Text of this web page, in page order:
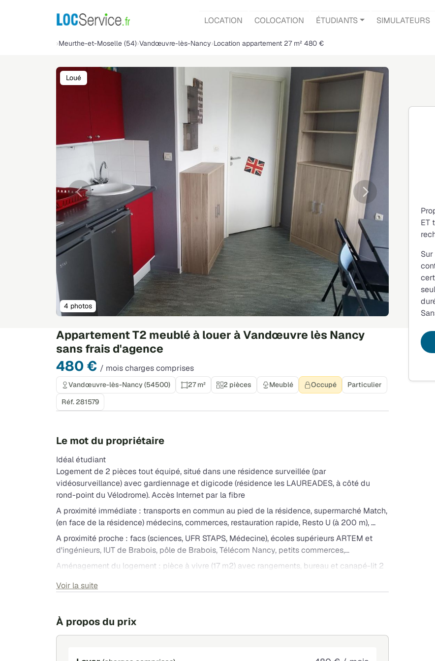
LOCATION COLOCATION ÉTUDIANTS SIMULATEURS
Meurthe-et-Moselle (54) Vandœuvre-lès-Nancy Location appartement 27 m² 480 €
Appartement T2 meublé à louer à Vandœuvre lès Nancy
sans frais d'agence
480 € / mois charges comprises
Précédente Suivante
4 photos
Loué
Vandœuvre-lès-Nancy (54500) 27 m² 2 pièces Meublé Occupé
Particulier
Réf. 281579
Le mot du propriétaire
Idéal étudiant
Logement de 2 pièces tout équipé, situé dans une résidence surveillée (par
vidéosurveillance) avec gardiennage et digicode (résidence les LAUREADES, à côté du
rond-point du Vélodrome). Accès Internet par la fibre
A proximité immédiate : transports en commun au pied de la résidence, supermarché Match,
(en face de la résidence) médecins, commerces, restauration rapide, Resto U (à 200 m), ...
A proximité proche : facs (sciences, UFR STAPS, Médecine), écoles supérieurs ARTEM et
d'ingénieurs, IUT de Brabois, pôle de Brabois, Télécom Nancy, petits commerces,…
Aménagement du logement : pièce à vivre (17 m2) avec rangements, bureau et canapé-lit 2
La cuisine meublée partagée est équipée de vaisselle et de nombreux rangements + 1
Résidence « Les Lauréades » avec services gratuits : salle de travail, salle de sports, gardien
Services payants à disposition dans la résidence : petits-déjeuners, laverie, ménage,
cafétéria, service de linge
La résidence est à 10 min du centre de Nancy et de la gare (en transports en commun).
Voir la suite
À propos du prix
ET